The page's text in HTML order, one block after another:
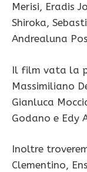
Merisi, Eradis
Shiroka,
Andrealuna
Il film vata la
Massimiliano
Gianluca
Godano e Edy
Inoltre
Clementino,